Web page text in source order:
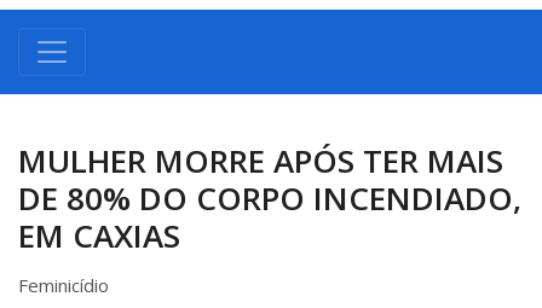
MULHER MORRE APÓS TER MAIS
DE 80% DO CORPO INCENDIADO,
EM CAXIAS
Feminicídio